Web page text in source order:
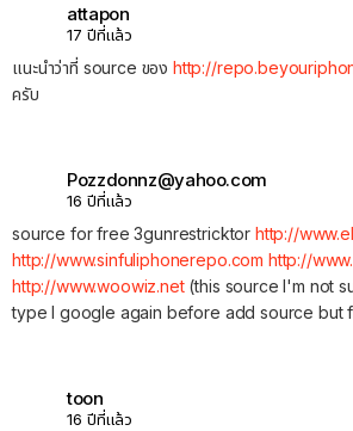
attapon
17 ปีที่แล้ว
แนะนำว่าที่ source ของ http://
ครับ
Pozzdonnz@yahoo.com
16 ปีที่แล้ว
source for free 3gunrestricktor http://
http://www.sinfuliphonerepo.com http://
http://www.woowiz.net(this source I'm not
type I google again before add source but
toon
16 ปีที่แล้ว